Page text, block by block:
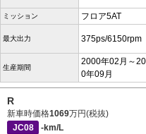
ミッション フロア5AT
最大出力 375ps/6150rpm
生産期間
2000年02月～
0年09月
R
新車時価格1069万円(税抜)
JC08
-km/L